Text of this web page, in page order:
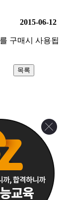
2015-06-12
구매시 사용됩
목록